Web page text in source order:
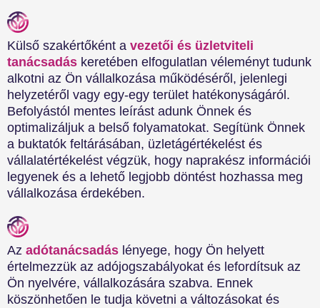
Külső szakértőként a vezetői és üzletviteli
tanácsadás keretében elfogulatlan véleményt tudunk
alkotni az Ön vállalkozása működéséről, jelenlegi
helyzetéről vagy egy-egy terület hatékonyságáról.
Befolyástól mentes leírást adunk Önnek és
optimalizáljuk a belső folyamatokat. Segítünk Önnek
a buktatók feltárásában, üzletágértékelést és
vállalatértékelést végzük, hogy naprakész információi
legyenek és a lehető legjobb döntést hozhassa meg
vállalkozása érdekében.
Az adótanácsadás lényege, hogy Ön helyett
értelmezzük az adójogszabályokat és lefordítsuk az
Ön nyelvére, vállalkozására szabva. Ennek
köszönhetően le tudja követni a változásokat és